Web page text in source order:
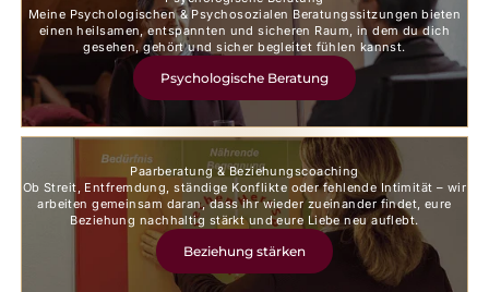
Meine Psychologischen & Psychosozialen Beratungssitzungen bieten
einen heilsamen, entspannten und sicheren Raum, in dem du dich
gesehen, gehört und sicher begleitet fühlen kannst.
Psychologische Beratung
Paarberatung & Beziehungscoaching
Ob Streit, Entfremdung, ständige Konflikte oder fehlende Intimität – wir
arbeiten gemeinsam daran, dass ihr wieder zueinander findet, eure
Beziehung nachhaltig stärkt und eure Liebe neu auflebt.
Beziehung stärken